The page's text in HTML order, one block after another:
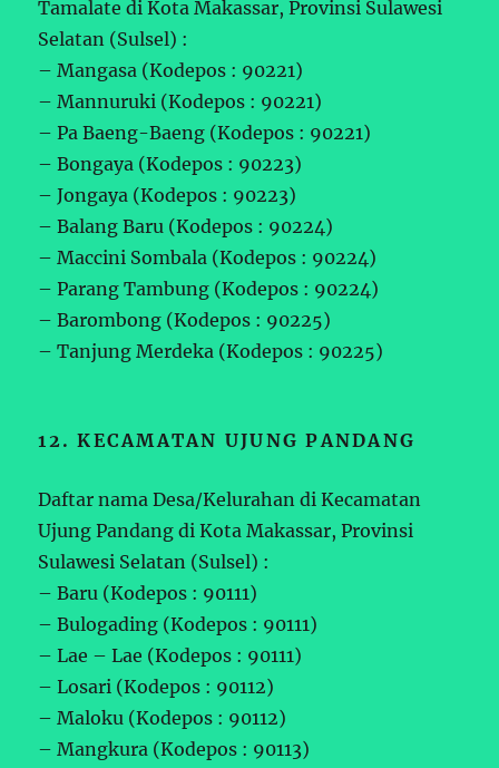
Tamalate di Kota Makassar, Provinsi Sulawesi
Selatan (Sulsel) :
– Mangasa (Kodepos : 90221)
– Mannuruki (Kodepos : 90221)
– Pa Baeng-Baeng (Kodepos : 90221)
– Bongaya (Kodepos : 90223)
– Jongaya (Kodepos : 90223)
– Balang Baru (Kodepos : 90224)
– Maccini Sombala (Kodepos : 90224)
– Parang Tambung (Kodepos : 90224)
– Barombong (Kodepos : 90225)
– Tanjung Merdeka (Kodepos : 90225)
12. KECAMATAN UJUNG PANDANG
Daftar nama Desa/Kelurahan di Kecamatan
Ujung Pandang di Kota Makassar, Provinsi
Sulawesi Selatan (Sulsel) :
– Baru (Kodepos : 90111)
– Bulogading (Kodepos : 90111)
– Lae – Lae (Kodepos : 90111)
– Losari (Kodepos : 90112)
– Maloku (Kodepos : 90112)
– Mangkura (Kodepos : 90113)